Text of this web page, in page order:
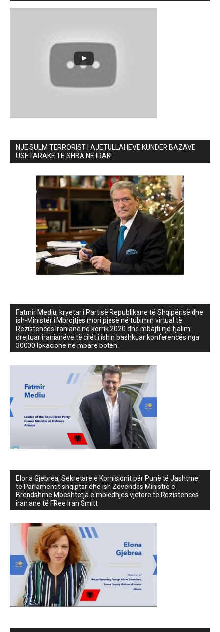
NJE SULM TERRORIST I AJETULLAHEVE KUNDER BAZAVE
USHTARAKE TE SHBA NE IRAK!
Fatmir Mediu, kryetar i Partisë Republikane të Shqipërisë dhe
ish-Ministër i Mbrojtjes mori pjesë në tubimin virtual të
Rezistencës Iraniane në korrik 2020 dhe mbajti një fjalim
drejtuar iranianëve të cilët i ishin bashkuar konferencës nga
30000 lokacione në mbarë botën.
Elona Gjebrea, Sekretare e Komisionit për Punë të Jashtme
të Parlamentit shqiptar dhe ish Zëvendës Ministre e
Brendshme Mbështetja e mbledhjes vjetore të Rezistencës
iraniane të FRee Iran Smitt